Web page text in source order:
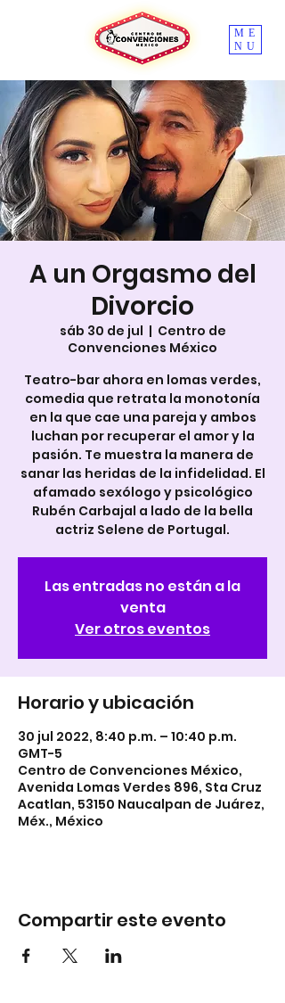
ME
NU
A un Orgasmo del
Divorcio
sáb 30 de jul
  |
Centro de
Convenciones México
Teatro-bar ahora en lomas verdes,
comedia que retrata la monotonía
en la que cae una pareja y ambos
luchan por recuperar el amor y la
pasión. Te muestra la manera de
sanar las heridas de la infidelidad. El
afamado sexólogo y psicológico
Rubén Carbajal a lado de la bella
actriz Selene de Portugal.
Las entradas no están a la
venta
Ver otros eventos
Horario y ubicación
30 jul 2022, 8:40 p.m. – 10:40 p.m.
GMT-5
Centro de Convenciones México,
Avenida Lomas Verdes 896, Sta Cruz
Acatlan, 53150 Naucalpan de Juárez,
Méx., México
Compartir este evento